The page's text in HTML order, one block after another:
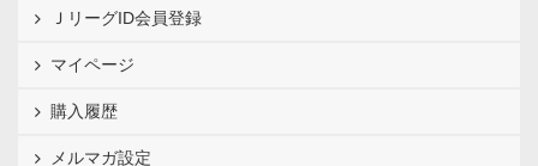
ＪリーグID会員登録
マイページ
購入履歴
メルマガ設定